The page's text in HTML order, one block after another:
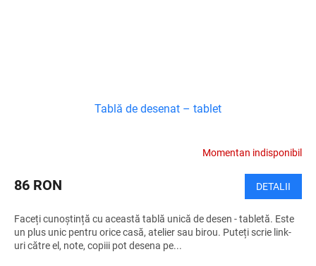
Tablă de desenat – tablet
Momentan indisponibil
86 RON DETALII
Faceți cunoștință cu această tablă unică de desen - tabletă. Este
un plus unic pentru orice casă, atelier sau birou. Puteți scrie link-
uri către el, note, copiii pot desena pe...